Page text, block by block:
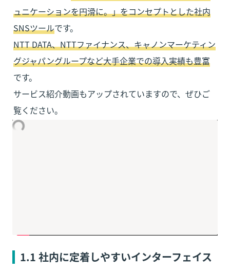
ュニケーションを円滑に。」をコンセプトとした社内
SNSツール
NTT DATA、NTTファイナンス、キャノンマーケティン
グジャパングループなど大手企業での導入実績も豊富
です。
サービス紹介動画もアップされていますので、ぜひご
覧ください。
1.1 社内に定着しやすいインターフェイス